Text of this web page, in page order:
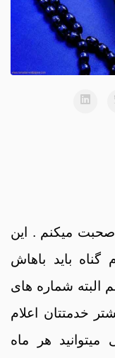
شما صحبت میکنم . این
باید باهاش
البته شماره های
خدمتتان اعلام
هر ماه